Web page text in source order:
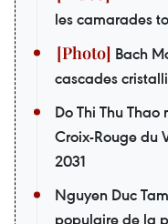
les camarades
Bach
cascades
Do Thi Thu
Croix-Rouge du
2031
Nguyen Duc
populaire de la